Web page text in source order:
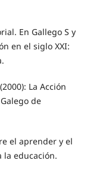
En Gallego S y
en el siglo XXI:
La Acción
de
el aprender y el
educación.